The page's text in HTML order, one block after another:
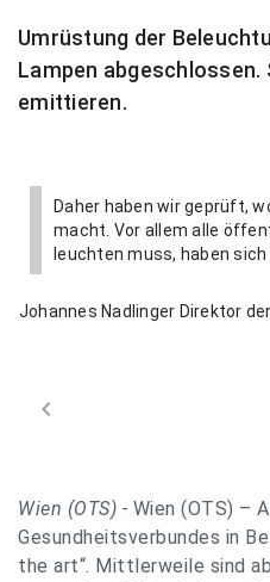
Umrüstung der
Lampen abgeschlossen.
emittieren.
Daher haben wir geprüft,
macht. Vor allem alle
leuchten muss, haben
Johannes Nadlinger Direktor
chevron_left
Wien (OTS) - Wien (OTS) –
Gesundheitsverbundes in
the art“. Mittlerweile sind